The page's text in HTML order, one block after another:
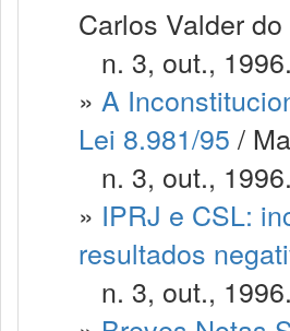
Carlos Valder
n. 3, out., 1996.
» A
Lei 8.981/95 /
n. 3, out., 1996.
» IPRJ e CSL:
resultados
n. 3, out., 1996.